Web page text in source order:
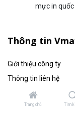
Trang chủ Tìm
mực in quốc
Thông tin
Giới thiệu công ty
Thông tin liên hệ
Thông tin tuyển dụng
Tin tức